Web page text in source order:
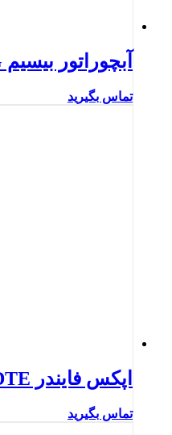
آبچوراتور بیسیم Woodpecker Fi-G
تماس بگیرید
اپکس فایندر DTE مدل dpex 3 plus
تماس بگیرید